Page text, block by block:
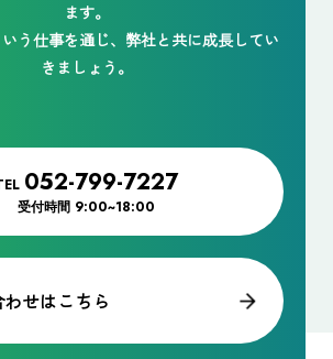
ます。
う仕事を通じ、弊社と共に成長してい
きましょう。
052-799-7227
受付時間 9:00~18:00
せはこちら